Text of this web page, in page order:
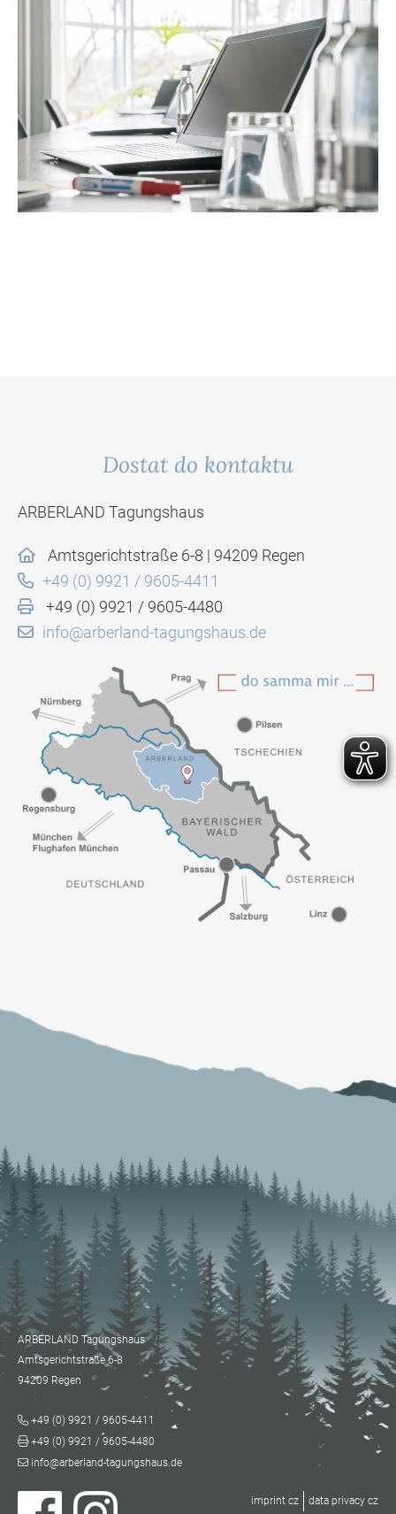
Dostat do kontaktu
ARBERLAND Tagungshaus
Amtsgerichtstraße 6-8 | 94209 Regen
+49 (0) 9921 / 9605-4411
+49 (0) 9921 / 9605-4480
info@arberland-tagungshaus.de
ARBERLAND Tagungshaus
Amtsgerichtstraße 6-8
94209 Regen
+49 (0) 9921 / 9605-4411
+49 (0) 9921 / 9605-4480
info@arberland-tagungshaus.de
imprint cz data privacy cz